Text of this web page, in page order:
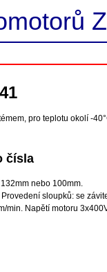
pro teplotu okolí -
čísla
nebo 100mm.
sloupků: se
min. Napětí motoru